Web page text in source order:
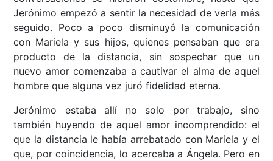
Jerónimo empezó a sentir la necesidad de verla más
seguido. Poco a poco disminuyó la comunicación
con Mariela y sus hijos, quienes pensaban que era
producto de la distancia, sin sospechar que un
nuevo amor comenzaba a cautivar el alma de aquel
hombre que alguna vez juró fidelidad eterna.
Jerónimo estaba allí no solo por trabajo, sino
también huyendo de aquel amor incomprendido: el
que la distancia le había arrebatado con Mariela y el
que, por coincidencia, lo acercaba a Ángela. Pero en